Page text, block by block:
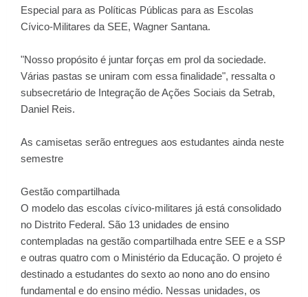
Especial para as Políticas Públicas para as Escolas
Cívico-Militares da SEE, Wagner Santana.
"Nosso propósito é juntar forças em prol da sociedade.
Várias pastas se uniram com essa finalidade", ressalta o
subsecretário de Integração de Ações Sociais da Setrab,
Daniel Reis.
As camisetas serão entregues aos estudantes ainda neste
semestre
Gestão compartilhada
O modelo das escolas cívico-militares já está consolidado
no Distrito Federal. São 13 unidades de ensino
contempladas na gestão compartilhada entre SEE e a SSP
e outras quatro com o Ministério da Educação. O projeto é
destinado a estudantes do sexto ao nono ano do ensino
fundamental e do ensino médio. Nessas unidades, os